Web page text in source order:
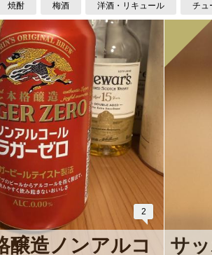
焼酎 梅酒 洋酒・リキュール チュ
2
醸造ノンアルコ
サ